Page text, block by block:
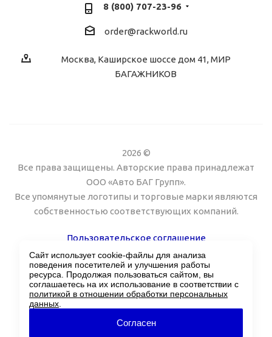
8 (800) 707-23-96
order@rackworld.ru
Москва, Каширское шоссе дом 41, МИР
БАГАЖНИКОВ
2026 ©
Все права защищены. Авторские права принадлежат
ООО «Авто БАГ Групп».
Все упомянутые логотипы и торговые марки являются
собственностью соответствующих компаний.
Пользовательское соглашение
Поддержка сайта Twin px
Сайт использует cookie-файлы для анализа
поведения посетителей и улучшения работы
ресурса. Продолжая пользоваться сайтом, вы
соглашаетесь на их использование в соответствии с
политикой в отношении обработки персональных
данных
Согласен